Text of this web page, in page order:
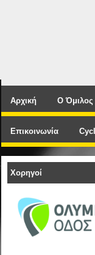
Αρχική Ο Όμιλος
Επικοινωνία
Χορηγοί